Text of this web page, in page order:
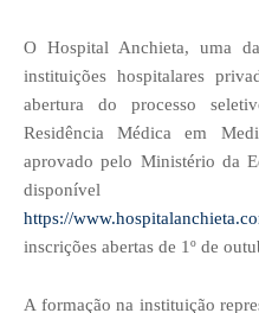
O Hospital Anchieta, uma
instituições hospitalares
abertura do processo
Residência Médica em
aprovado pelo Ministério da
https://
inscrições abertas de 1º de
A formação na instituição